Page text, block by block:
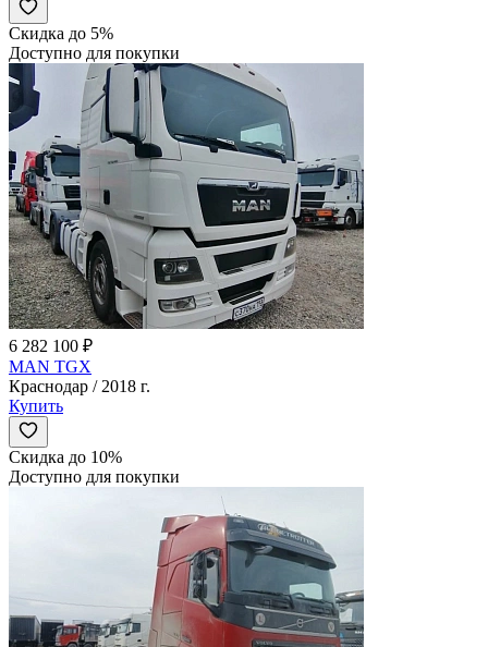
Скидка до 5%
Доступно для покупки
6 282 100 ₽
MAN TGX
Краснодар / 2018 г.
Купить
Скидка до 10%
Доступно для покупки